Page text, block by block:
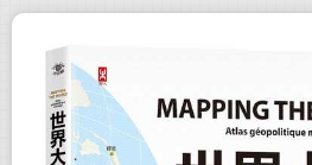
會員專屬
會員儲值方案